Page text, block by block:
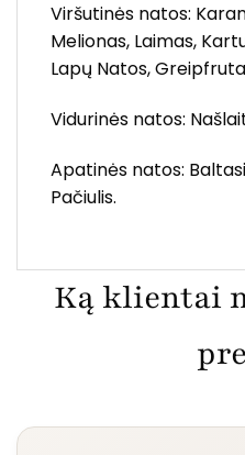
Viršutinės natos:
Melionas, Laimas,
Lapų Natos,
Vidurinės natos:
Apatinės natos:
Pačiulis.
Ką klientai